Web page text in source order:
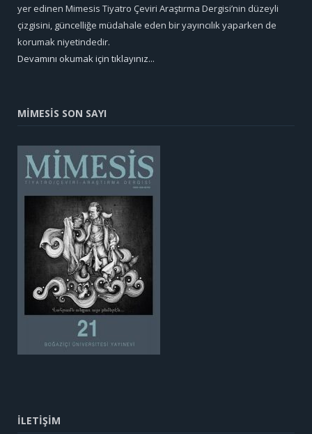
yer edinen Mimesis Tiyatro Çeviri Araştırma Dergisi’nin düzeyli
çizgisini, güncelliğe müdahale eden bir yayıncılık yaparken de
korumak niyetindedir.
Devamını okumak için tıklayınız...
MİMESİS SON SAYI
İLETİŞİM